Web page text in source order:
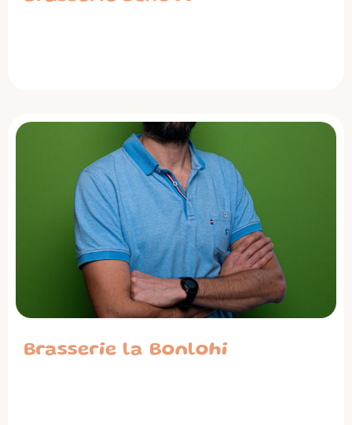
Brasserie la Bonlohi